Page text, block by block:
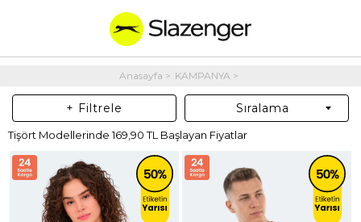
Anasayfa KAMPANYA
+ Filtrele Sıralama
Tişört Modellerinde 169,90 TL Başlayan Fiyatlar